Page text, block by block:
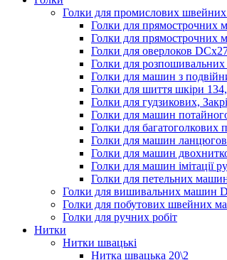
Голки для промислових
Голки для прямострочних
Голки для прямострочних
Голки для оверлоков
Голки для
Голки для машин з
Голки для шиття шкіри
Голки для гудзикових,
Голки для машин
Голки для
Голки для машин
Голки для машин
Голки для машин імітації
Голки для петельних
Голки для вишивальних машин
Голки для побутових швейних
Голки для ручних робіт
Нитки
Нитки швацькі
Нитка швацька 20\2